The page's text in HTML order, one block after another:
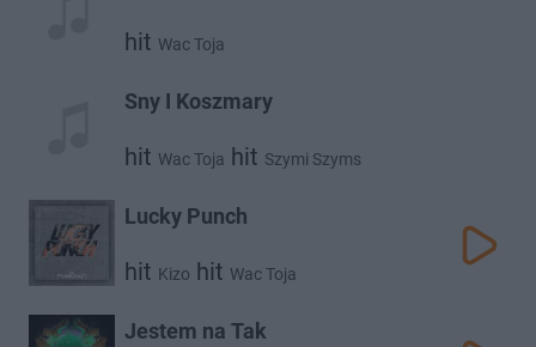
hit Wac Toja
Sny I Koszmary
hit Wac Toja hit Szymi Szyms
Lucky Punch
hit Kizo hit Wac Toja
Jestem na Tak